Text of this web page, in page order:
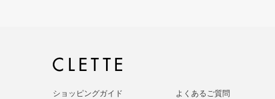
ショッピングガイド よくあるご質問